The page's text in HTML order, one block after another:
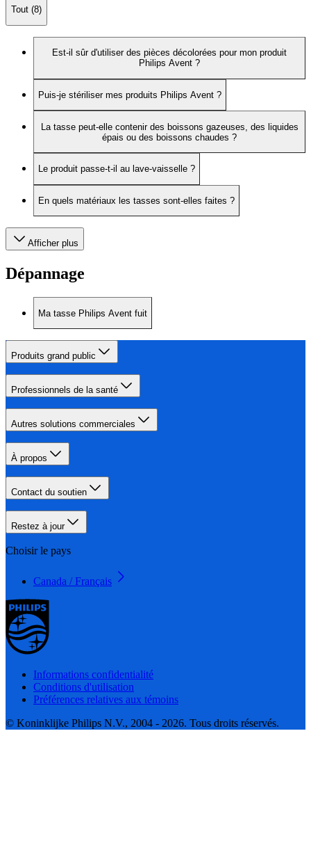
Tout (8)
Est-il sûr d'utiliser des pièces décolorées pour mon produit
Philips Avent ?
Puis-je stériliser mes produits Philips Avent ?
La tasse peut-elle contenir des boissons gazeuses, des liquides
épais ou des boissons chaudes ?
Le produit passe-t-il au lave-vaisselle ?
En quels matériaux les tasses sont-elles faites ?
Afficher plus
Dépannage
Ma tasse Philips Avent fuit
Produits grand public
Professionnels de la santé
Autres solutions commerciales
À propos
Contact du soutien
Restez à jour
Choisir le pays
Canada / Français
Informations confidentialité
Conditions d'utilisation
Préférences relatives aux témoins
© Koninklijke Philips N.V., 2004 - 2026. Tous droits réservés.